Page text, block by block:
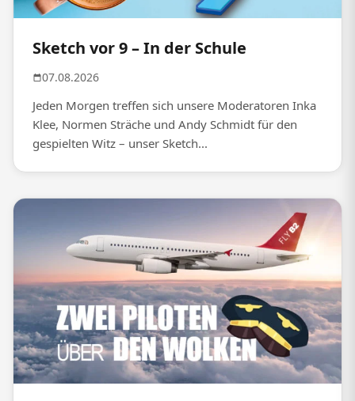
Sketch vor 9 – In der Schule
07.08.2026
Jeden Morgen treffen sich unsere Moderatoren Inka
Klee, Normen Sträche und Andy Schmidt für den
gespielten Witz – unser Sketch...